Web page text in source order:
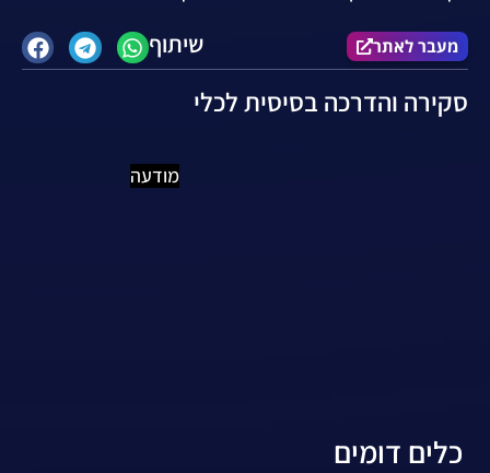
מעבר לאתר שיתוף
סקירה והדרכה בסיסית לכלי
מודעה
כלים דומים